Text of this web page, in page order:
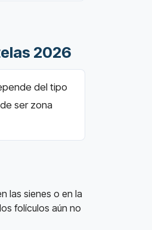
2026
del tipo
ser zona
las sienes o en la
folículos aún no